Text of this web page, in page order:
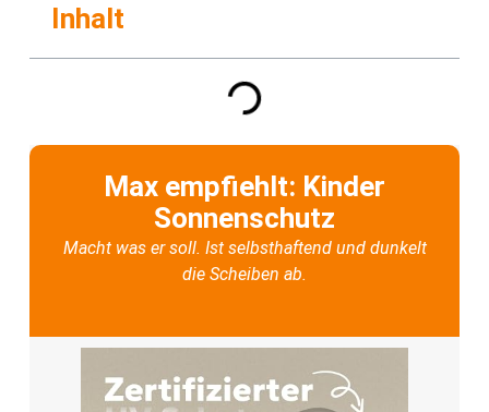
Inhalt
Max empfiehlt: Kinder
Sonnenschutz
Macht was er soll. Ist selbsthaftend und dunkelt
die Scheiben ab.